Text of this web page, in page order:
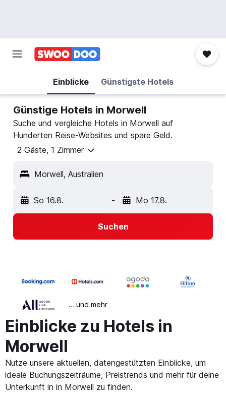
Einblicke Günstigste Hotels
Günstige Hotels in Morwell
Suche und vergleiche Hotels in Morwell auf
Hunderten Reise-Websites und spare Geld.
2 Gäste, 1 Zimmer
Morwell, Australien
So 16.8. - Mo 17.8.
Suchen
… und mehr
Einblicke zu Hotels in
Morwell
Nutze unsere aktuellen, datengestützten Einblicke, um
ideale Buchungszeiträume, Preistrends und mehr für deine
Unterkunft in in Morwell zu finden.